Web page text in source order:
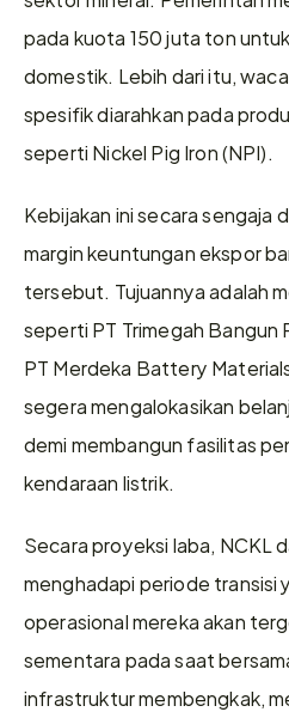
pada kuota 150 juta ton
domestik. Lebih dari itu,
spesifik diarahkan pada
seperti Nickel Pig Iron (NPI).
Kebijakan ini secara sengaja
margin keuntungan ekspor
tersebut. Tujuannya adalah
seperti PT Trimegah Bangun
PT Merdeka Battery
segera mengalokasikan
demi membangun fasilitas
kendaraan listrik.
Secara proyeksi laba, NCKL
menghadapi periode transisi
operasional mereka akan
sementara pada saat
infrastruktur membengkak,